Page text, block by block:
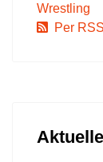
Wrestling
Per